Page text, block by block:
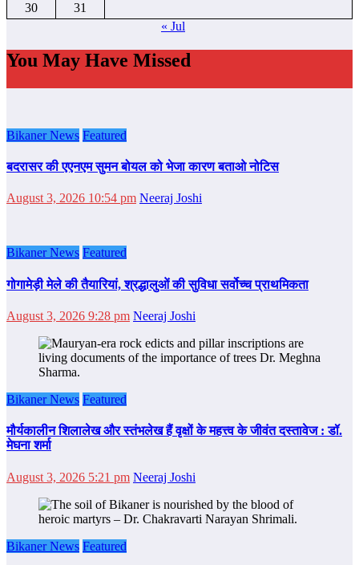
30
31
« Jul
You May Have Missed
Bikaner News Featured
बदरासर की एएनएम सुमन बोयल को भेजा कारण बताओ नोटिस
August 3, 2026 10:54 pm Neeraj Joshi
Bikaner News Featured
गोगामेड़ी मेले की तैयारियां, श्रद्धालुओं की सुविधा सर्वोच्च प्राथमिकता
August 3, 2026 9:28 pm Neeraj Joshi
Bikaner News Featured
मौर्यकालीन शिलालेख और स्तंभलेख हैं वृक्षों के महत्त्व के जीवंत दस्तावेज : डॉ.
मेघना शर्मा
August 3, 2026 5:21 pm Neeraj Joshi
Bikaner News Featured